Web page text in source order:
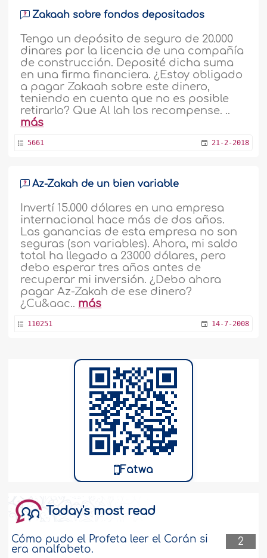
Zakaah sobre fondos depositados
Tengo un depósito de seguro de 20.000
dinares por la licencia de una compañía
de construcción. Deposité dicha suma
en una firma financiera. ¿Estoy obligado
a pagar Zakaah sobre este dinero,
teniendo en cuenta que no es posible
retirarlo? Que Al lah los recompense. ..
más
5661 21-2-2018
Az-Zakah de un bien variable
Invertí 15.000 dólares en una empresa
internacional hace más de dos años.
Las ganancias de esta empresa no son
seguras (son variables). Ahora, mi saldo
total ha llegado a 23000 dólares, pero
debo esperar tres años antes de
recuperar mi inversión. ¿Debo ahora
pagar Az-Zakah de ese dinero?
¿Cu&aac.. más
110251 14-7-2008
Fatwa
Today's most read
2
Cómo pudo el Profeta leer el Corán si
era analfabeto.